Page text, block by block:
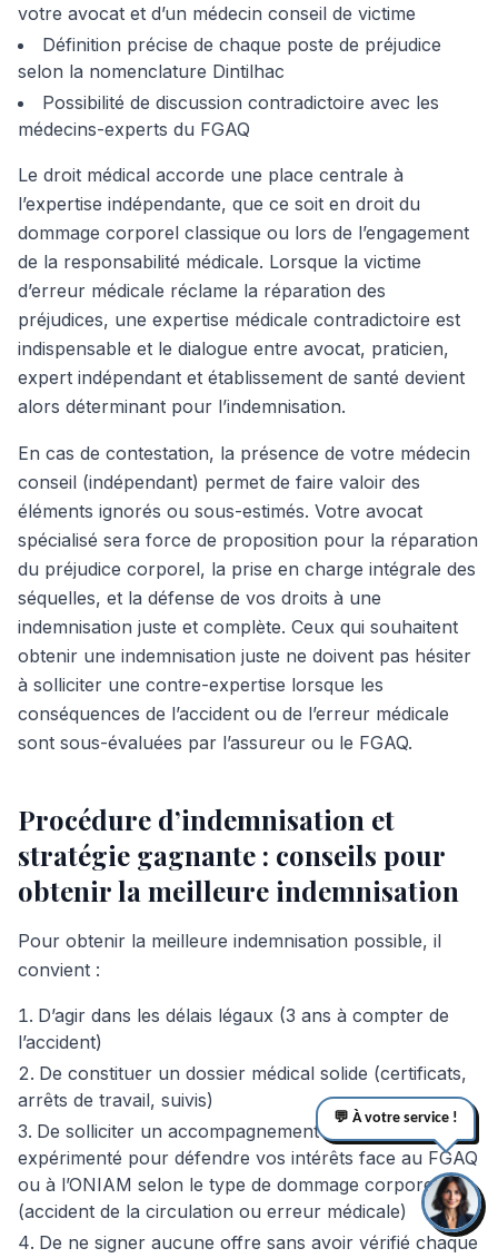
votre avocat et d’un médecin conseil de victime
Définition précise de chaque poste de préjudice
selon la nomenclature Dintilhac
Possibilité de discussion contradictoire avec les
médecins-experts du FGAQ
Le droit médical accorde une place centrale à
l’expertise indépendante, que ce soit en droit du
dommage corporel classique ou lors de l’engagement
de la responsabilité médicale. Lorsque la victime
d’erreur médicale réclame la réparation des
préjudices, une expertise médicale contradictoire est
indispensable et le dialogue entre avocat, praticien,
expert indépendant et établissement de santé devient
alors déterminant pour l’indemnisation.
En cas de contestation, la présence de votre médecin
conseil (indépendant) permet de faire valoir des
éléments ignorés ou sous-estimés. Votre avocat
spécialisé sera force de proposition pour la réparation
du préjudice corporel, la prise en charge intégrale des
séquelles, et la défense de vos droits à une
indemnisation juste et complète. Ceux qui souhaitent
obtenir une indemnisation juste ne doivent pas hésiter
à solliciter une contre-expertise lorsque les
conséquences de l’accident ou de l’erreur médicale
sont sous-évaluées par l’assureur ou le FGAQ.
Procédure d’indemnisation et
stratégie gagnante : conseils pour
obtenir la meilleure indemnisation
Pour obtenir la meilleure indemnisation possible, il
convient :
D’agir dans les délais légaux (3 ans à compter de
l’accident)
De constituer un dossier médical solide (certificats,
arrêts de travail, suivis)
De solliciter un accompagnement par un avocat
expérimenté pour défendre vos intérêts face au FGAQ
ou à l’ONIAM selon le type de dommage corporel
(accident de la circulation ou erreur médicale)
De ne signer aucune offre sans avoir vérifié chaque
💬 À votre service !